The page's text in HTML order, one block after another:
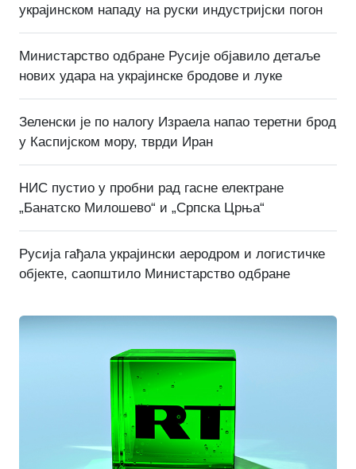
украјинском нападу на руски индустријски погон
Министарство одбране Русије објавило детаље
нових удара на украјинске бродове и луке
Зеленски је по налогу Израела напао теретни брод
у Каспијском мору, тврди Иран
НИС пустио у пробни рад гасне електране
„Банатско Милошево“ и „Српска Црња“
Русија гађала украјински аеродром и логистичке
објекте, саопштило Министарство одбране